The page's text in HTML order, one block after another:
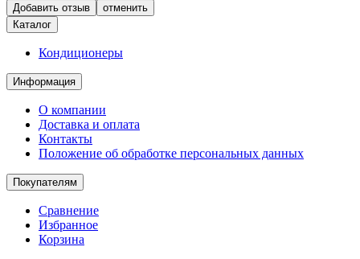
отменить
Каталог
Кондиционеры
Информация
О компании
Доставка и оплата
Контакты
Положение об обработке персональных данных
Покупателям
Сравнение
Избранное
Корзина